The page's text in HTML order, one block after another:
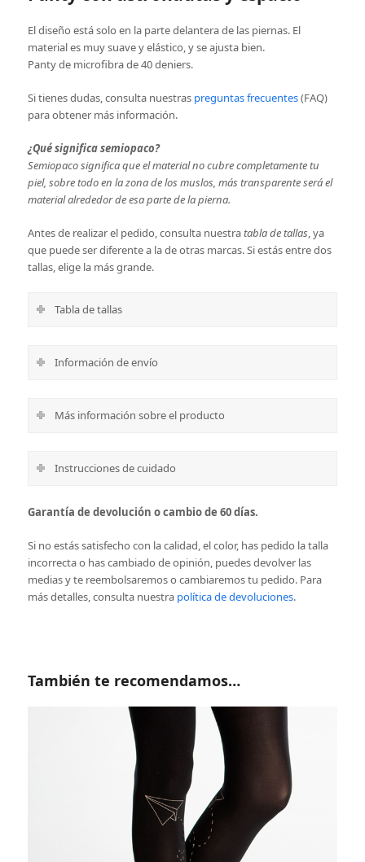
El diseño está solo en la parte delantera de las piernas. El
material es muy suave y elástico, y se ajusta bien.
Panty de microfibra de 40 deniers.
Si tienes dudas, consulta nuestras preguntas frecuentes(FAQ)
para obtener más información.
¿Qué significa semiopaco?
Semiopaco significa que el material no cubre completamente tu
piel, sobre todo en la zona de los muslos, más transparente será el
material alrededor de esa parte de la pierna.
Antes de realizar el pedido, consulta nuestratabla de tallas, ya
que puede ser diferente a la de otras marcas. Si estás entre dos
tallas, elige la más grande.
Tabla de tallas
Información de envío
Más información sobre el producto
Instrucciones de cuidado
Garantía de devolución o cambio de 60 días.
Si no estás satisfecho con la calidad, el color, has pedido la talla
incorrecta o has cambiado de opinión, puedes devolver las
medias y te reembolsaremos o cambiaremos tu pedido. Para
más detalles, consulta nuestra política de devoluciones.
También te recomendamos…